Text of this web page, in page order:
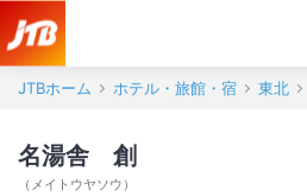
JTBホーム ホテル・旅館・宿 東北
名湯舎 創
（ メイトウヤソウ ）